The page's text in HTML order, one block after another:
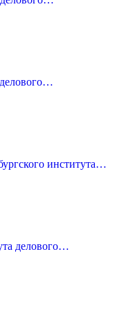
института…
делового…